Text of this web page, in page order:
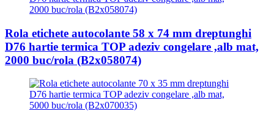
Rola etichete autocolante 58 x 74 mm dreptunghi
D76 hartie termica TOP adeziv congelare ,alb mat,
2000 buc/rola (B2x058074)